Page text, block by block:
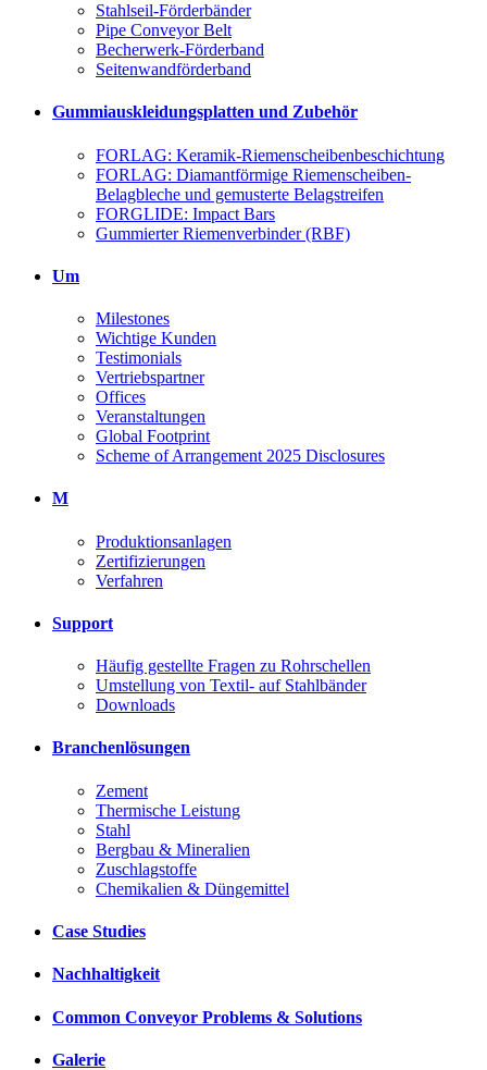
Stahlseil-Förderbänder
Pipe Conveyor Belt
Becherwerk-Förderband
Seitenwandförderband
Gummiauskleidungsplatten und Zubehör
FORLAG: Keramik-Riemenscheibenbeschichtung
FORLAG: Diamantförmige Riemenscheiben-
Belagbleche und gemusterte Belagstreifen
FORGLIDE: Impact Bars
Gummierter Riemenverbinder (RBF)
Um
Milestones
Wichtige Kunden
Testimonials
Vertriebspartner
Offices
Veranstaltungen
Global Footprint
Scheme of Arrangement 2025 Disclosures
M
Produktionsanlagen
Zertifizierungen
Verfahren
Support
Häufig gestellte Fragen zu Rohrschellen
Umstellung von Textil- auf Stahlbänder
Downloads
Branchenlösungen
Zement
Thermische Leistung
Stahl
Bergbau & Mineralien
Zuschlagstoffe
Chemikalien & Düngemittel
Case Studies
Nachhaltigkeit
Common Conveyor Problems & Solutions
Galerie